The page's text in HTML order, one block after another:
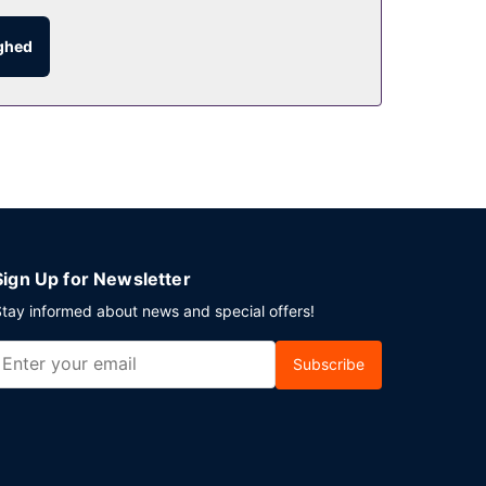
Up for Newsletter
informed about news and special offers!
Subscribe